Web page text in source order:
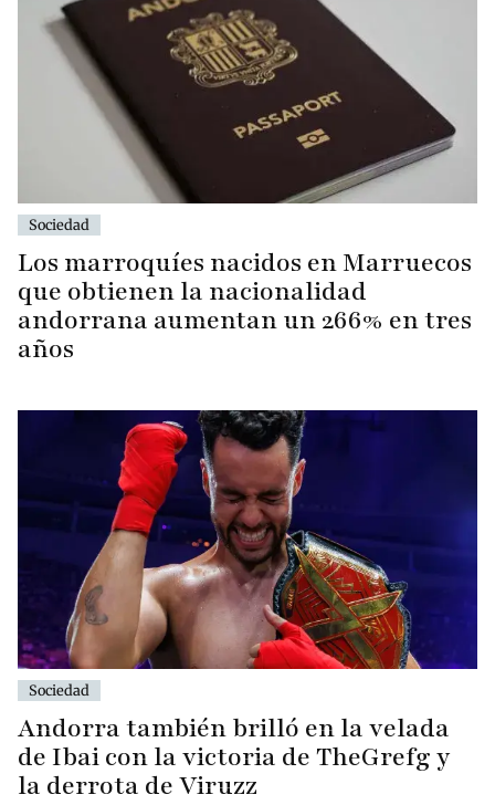
Sociedad
Los marroquíes nacidos en Marruecos
que obtienen la nacionalidad
andorrana aumentan un 266% en tres
años
Sociedad
Andorra también brilló en la velada
de Ibai con la victoria de TheGrefg y
la derrota de Viruzz